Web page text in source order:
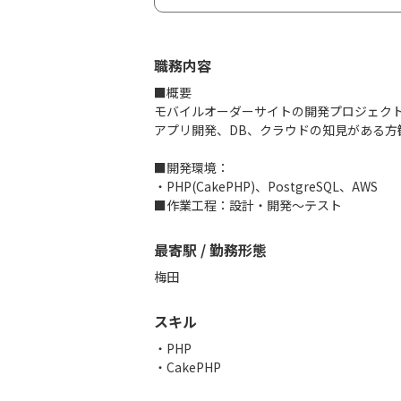
職務内容
■概要
モバイルオーダーサイトの開発プロジェク
アプリ開発、DB、クラウドの知見がある方
■開発環境：
・PHP(CakePHP)、PostgreSQL、AWS
■作業工程：設計・開発～テスト
最寄駅 / 勤務形態
梅田
スキル
PHP
CakePHP